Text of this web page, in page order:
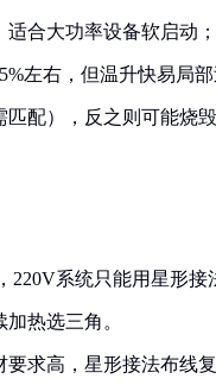
适合大功率设备软启动
左右，但温升快易局
配），反之则可能烧毁
220V系统只能用星形接
热选三角。
求高，星形接法布线复